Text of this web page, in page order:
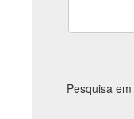
Catálogo de dados
Pesquisa em